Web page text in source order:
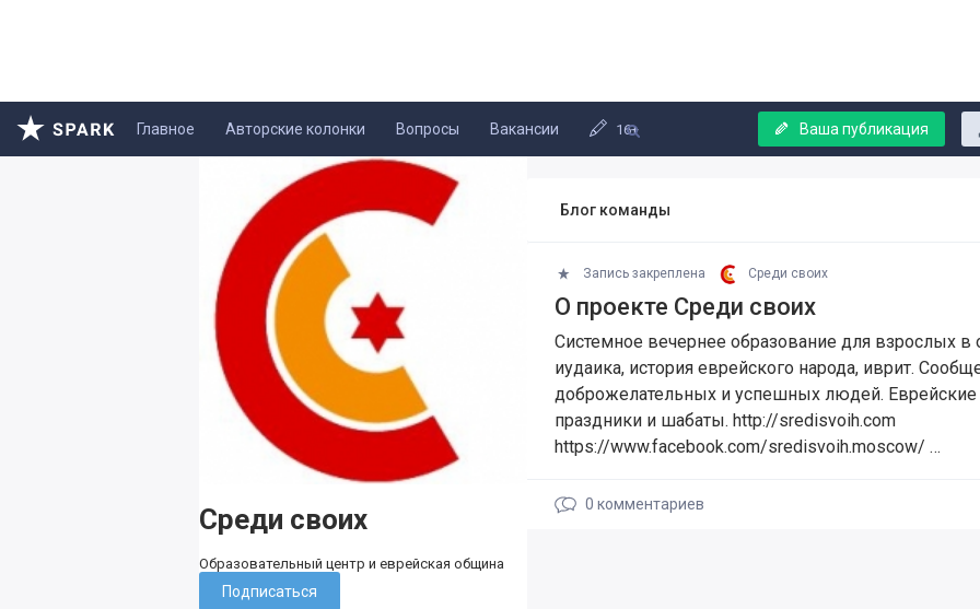
Главное Авторские колонки Вопросы Вакансии Ваша публикация
16+
Среди своих
Образовательный центр и еврейская община
Подписаться
Блог команды
Запись закреплена Среди своих
О проекте Среди своих
Системное вечернее образование для взрослых в
иудаика, история еврейского народа, иврит.
доброжелательных и успешных людей. Еврейские
праздники и шабаты. http://sredisvoih.com
https://www.facebook.com/sredisvoih.moscow/ …
0 комментариев